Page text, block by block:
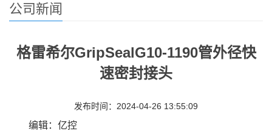
公司新闻
格雷希尔GripSealG10-1190管外径快
速密封接头
发布时间：2024-04-26 13:55:09
编辑：亿控